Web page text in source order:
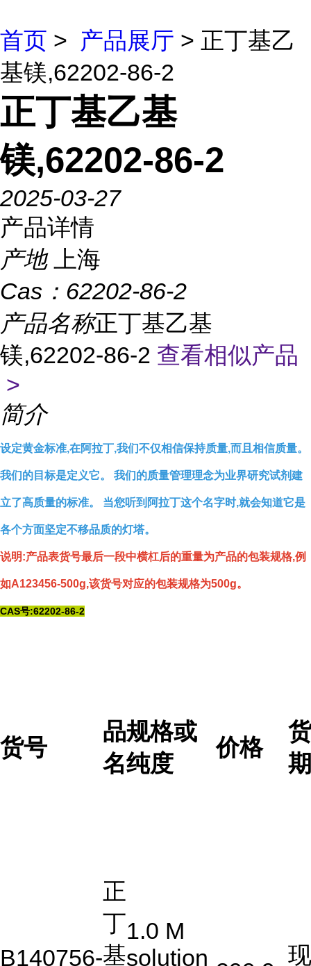
首页 > 产品展厅 > 正丁基乙
基镁,62202-86-2
正丁基乙基
镁,62202-86-2
2025-03-27
产品详情
产地
上海
Cas： 62202-86-2
产品名称正丁基乙基
镁,62202-86-2 查看相似产品
>
简介
设定黄金标准,在阿拉丁,我们不仅相信保持质量,而且相信质量。
我们的目标是定义它。 我们的质量管理理念为业界研究试剂建
立了高质量的标准。 当您听到阿拉丁这个名字时,就会知道它是
各个方面坚定不移品质的灯塔。
说明:产品表货号最后一段中横杠后的重量为产品的包装规格,例
如A123456-500g,该货号对应的包装规格为500g。
CAS号:62202-86-2
货号
品
名
规格或
纯度
价格
货
期
B140756-
正
丁
基
1.0 M
solution
现